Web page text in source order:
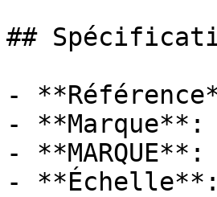
##
-
- **Marque**:
- **MARQUE**:
-